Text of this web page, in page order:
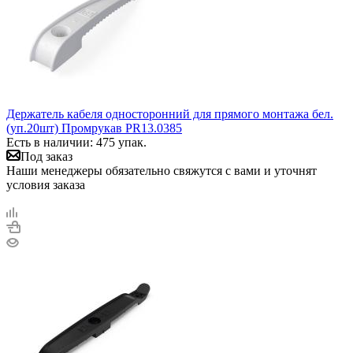
Держатель кабеля односторонний для прямого монтажа бел.
(уп.20шт) Промрукав PR13.0385
Есть в наличии: 475 упак.
Под заказ
Наши менеджеры обязательно свяжутся с вами и уточнят
условия заказа